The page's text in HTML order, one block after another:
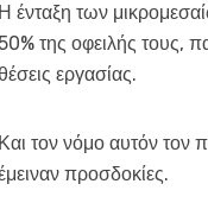
Η ένταξη των
της οφειλής τους,
εργασίας.
Και τον νόμο αυτόν τον
προσδοκίες.